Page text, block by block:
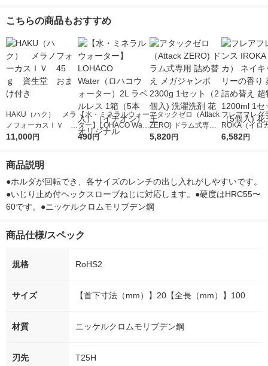
こちらの商品もおすすめ
HAKU（ハク） メラ
ノフォーカスＩＶ 4
5ｇ 資生堂 おまけ
11,000円
【水・ミネラルウォー
ター】LOHACO Wate
r（ロハコウォータ
490円
アタックゼロ（Attack
ZERO) ドラム式専用
詰め替え メガジャン
5,820円
フレアフレグ
ROKA（イロ
イキッドリリ
6,582円
商品説明
●ホルダが回転でき、各サイズのレンチの出し入れがしやすいです。
●いじり止め付ヘックスローブねじに対応します。●硬度はHRC55〜
60です。●ニッケルクロムモリブデン鋼
商品仕様/スペック
規格 RoHS2
サイズ 【首下寸法（mm）】20【全長（mm）】100
材質 ニッケルクロムモリブデン鋼
刃先 T25H